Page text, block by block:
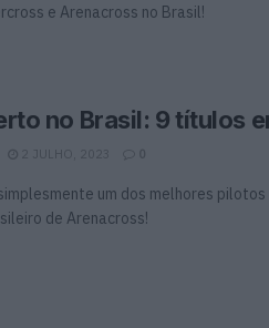
e Arenacross no Brasil!
no Brasil: 9 títulos
2 JULHO, 2023 0
um dos melhores
de Arenacross!